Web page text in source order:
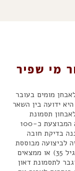
מי שפיר
מומים בעובר
ידועה בין השאר
תסמונת
דאון. לפי נתוני משרד הבריאות זוהי בדיקה המבוצעת כ-100
בדיקת חובה
לביצועה מבוססת
פרמטרים מקדימים שונים (כמו יולדת מעל גיל 35) או ממצאים
לתסמונת דאון